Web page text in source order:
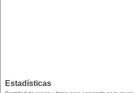
Estadísticas